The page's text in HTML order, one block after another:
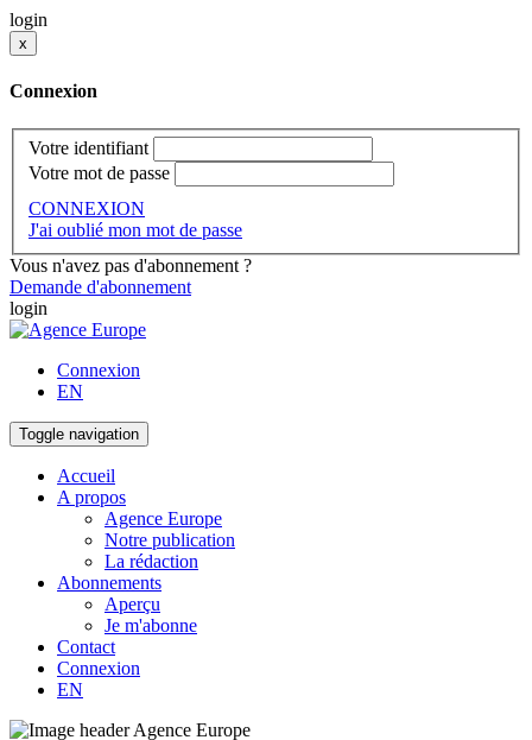
login
x
Connexion
Votre identifiant
Votre mot de passe
CONNEXION
J'ai oublié mon mot de passe
Vous n'avez pas d'abonnement ?
Demande d'abonnement
login
Connexion
EN
Toggle navigation
Accueil
A propos
Agence Europe
Notre publication
La rédaction
Abonnements
Aperçu
Je m'abonne
Contact
Connexion
EN